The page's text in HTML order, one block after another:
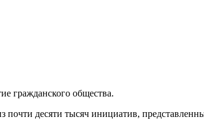
гражданского общества.
десяти тысяч инициатив,